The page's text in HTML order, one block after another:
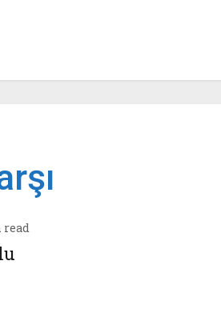
read